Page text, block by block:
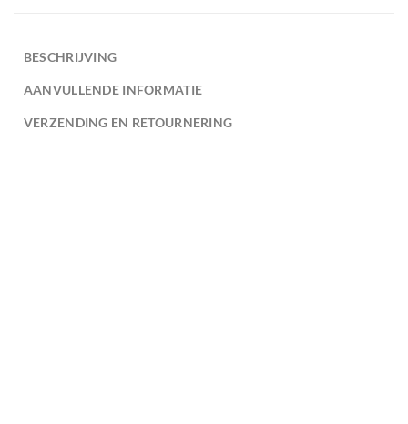
BESCHRIJVING
AANVULLENDE INFORMATIE
VERZENDING EN RETOURNERING